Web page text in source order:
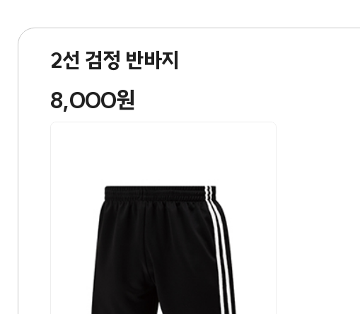
2선 검정 반바지
8,000원